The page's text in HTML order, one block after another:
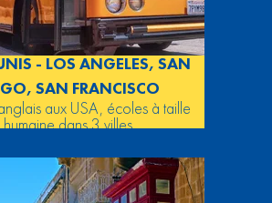
- LOS ANGELES, SAN
SAN FRANCISCO
aux USA, écoles à taille
humaine dans 3 villes